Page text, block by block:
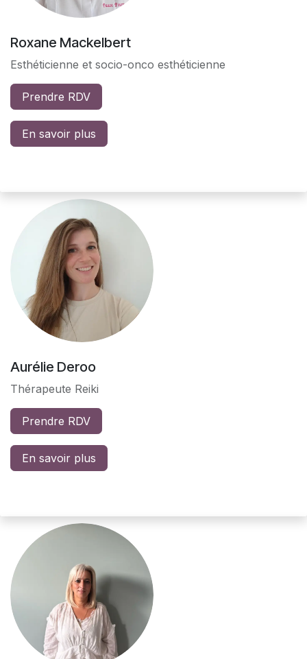
Roxane Mackelbert
Esthéticienne et socio-onco esthéticienne
Prendre RDV
En savoir plus
Aurélie Deroo
Thérapeute Reiki
Prendre RDV
En savoir plus